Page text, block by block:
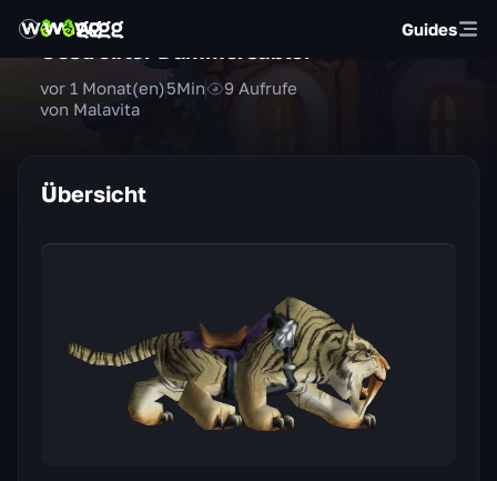
Guides
von Malavita
vor 1 Monat(en)5Min 9 Aufrufe
Übersicht